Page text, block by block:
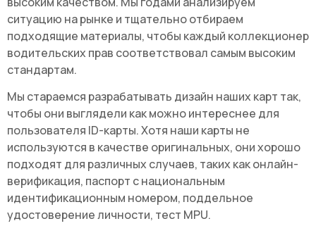
ситуацию на рынке и тщательно отбираем
подходящие материалы, чтобы каждый коллекционер
водительских прав соответствовал самым высоким
стандартам.
Мы стараемся разрабатывать дизайн наших карт так,
чтобы они выглядели как можно интереснее для
пользователя ID-карты. Хотя наши карты не
используются в качестве оригинальных, они хорошо
подходят для различных случаев, таких как онлайн-
верификация, паспорт с национальным
идентификационным номером, поддельное
удостоверение личности, тест MPU.